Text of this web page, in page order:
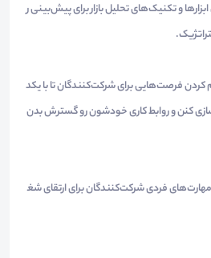
و تکنیک‌های تحلیل بازار برای پیش‌بینی ر
کردن فرصت‌هایی برای شرکت‌کنندگان تا با یکد
کنن و روابط کاری خودشون رو گسترش بدن
فردی شرکت‌کنندگان برای ارتقای شغ